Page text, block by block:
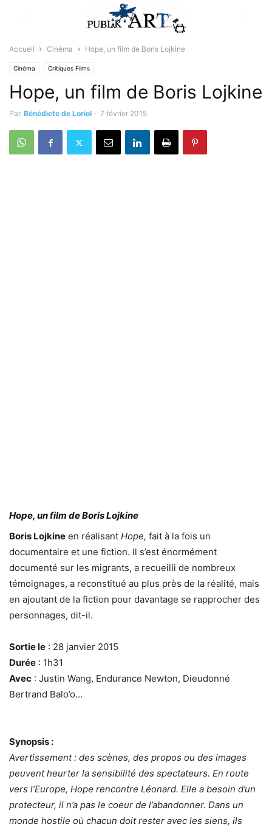
Accueil Cinéma Hope, un film de Boris Lojkine
Cinéma Critiques Films
Hope, un film de Boris Lojkine
Par Bénédicte de Loriol - 7 février 2015
Hope, un film de Boris Lojkine
Boris Lojkine en réalisant Hope, fait à la fois un
documentaire et une fiction. Il s’est énormément
documenté sur les migrants, a recueilli de nombreux
témoignages, a reconstitué au plus près de la réalité, mais
en ajoutant de la fiction pour davantage se rapprocher des
personnages, dit-il.
Sortie le : 28 janvier 2015
Durée : 1h31
Avec : Justin Wang, Endurance Newton, Dieudonné
Bertrand Balo’o…
Synopsis :
Avertissement : des scènes, des propos ou des images
peuvent heurter la sensibilité des spectateurs. En route
vers l’Europe, Hope rencontre Léonard. Elle a besoin d’un
protecteur, il n’a pas le coeur de l’abandonner. Dans un
monde hostile où chacun doit rester avec les siens, ils